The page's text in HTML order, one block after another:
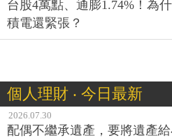
台股4萬點、通膨1.74%！為
積電還緊張？
個人理財 ‧ 今日最新
2026.07.30
配偶不繼承遺產，要將遺產